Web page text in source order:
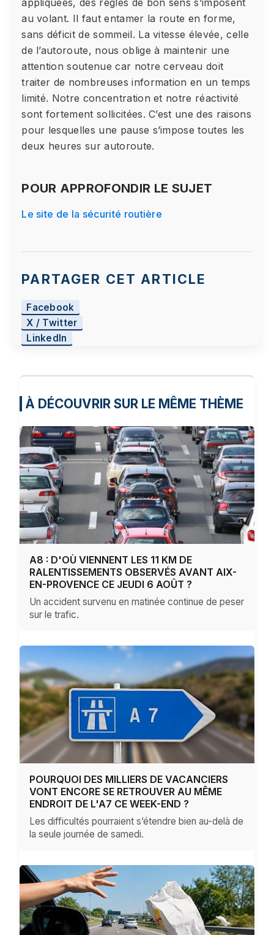
appliquées, des règles de bon sens s’imposent
au volant. Il faut entamer la route en forme,
sans déficit de sommeil. La vitesse élevée, celle
de l’autoroute, nous oblige à maintenir une
attention soutenue car notre cerveau doit
traiter de nombreuses information en un temps
limité. Notre concentration et notre réactivité
sont fortement sollicitées. C’est une des raisons
pour lesquelles une pause s’impose toutes les
deux heures sur autoroute.
POUR APPROFONDIR LE SUJET
Le site de la sécurité routière
PARTAGER CET ARTICLE
Facebook
X / Twitter
LinkedIn
À DÉCOUVRIR SUR LE MÊME THÈME
A8 : D'OÙ VIENNENT LES 11 KM DE
RALENTISSEMENTS OBSERVÉS AVANT AIX-
EN-PROVENCE CE JEUDI 6 AOÛT ?
Un accident survenu en matinée continue de peser
sur le trafic.
POURQUOI DES MILLIERS DE VACANCIERS
VONT ENCORE SE RETROUVER AU MÊME
ENDROIT DE L'A7 CE WEEK-END ?
Les difficultés pourraient s’étendre bien au-delà de
la seule journée de samedi.